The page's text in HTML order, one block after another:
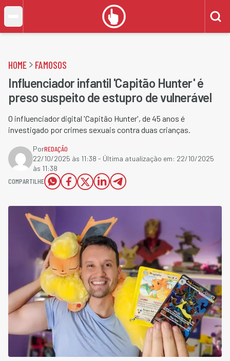
HOME FAMOSOS
Influenciador infantil 'Capitão Hunter' é
preso suspeito de estupro de vulnerável
O influenciador digital 'Capitão Hunter', de 45 anos é
investigado por crimes sexuais contra duas crianças.
PorREDAÇÃO
22/10/2025 às 11:38 - Última atualização em: 22/10/2025
às 11:38
COMPARTILHE